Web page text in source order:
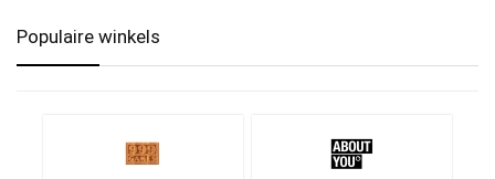
Populaire winkels